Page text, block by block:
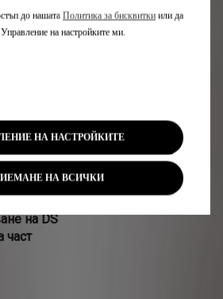
на DS
част
до нашата Политика за бисквитки или да
на настройките ми.
НА НАСТРОЙКИТЕ
НА ВСИЧКИ